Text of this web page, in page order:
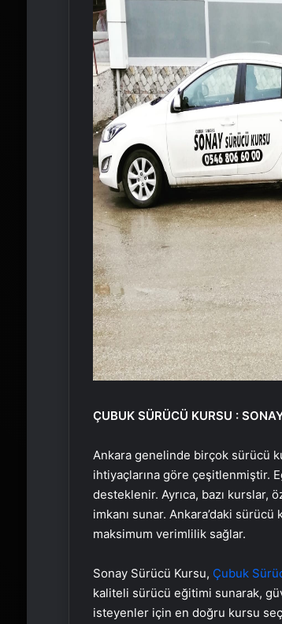
ÇUBUK SÜRÜCÜ KURSU :
Ankara genelinde birçok sürücü
ihtiyaçlarına göre çeşitlenmiştir.
desteklenir. Ayrıca, bazı
imkanı sunar. Ankara’daki
maksimum verimlilik sağlar.
Sonay Sürücü Kursu, Çubuk
kaliteli sürücü eğitimi sunarak,
isteyenler için en doğru kursu